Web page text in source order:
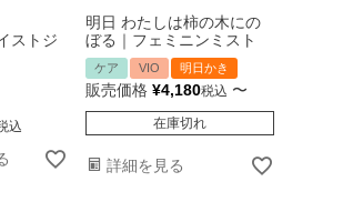
ストジ
込
明日 わたしは柿の木にの
ぼる｜フェミニンミスト
ケア VIO 明日かき
販売価格 ¥4,180税込 〜
在庫切れ
詳細を見る